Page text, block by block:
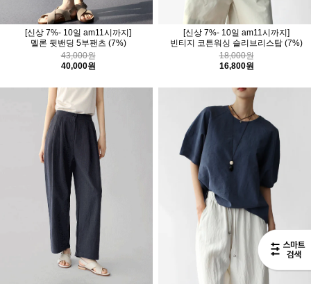
[신상 7%- 10일 am11시까지]
멜론 뒷밴딩 5부팬츠 (7%)
43,000원
40,000원
[신상 7%- 10일 am11시까지]
빈티지 코튼워싱 슬리브리스탑 (7%)
18,000원
16,800원